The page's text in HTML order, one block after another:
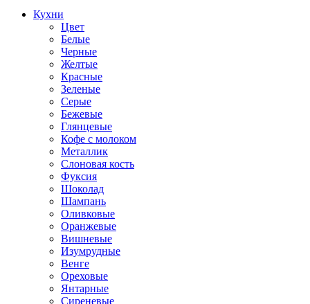
Кухни
Цвет
Белые
Черные
Желтые
Красные
Зеленые
Серые
Бежевые
Глянцевые
Кофе с молоком
Металлик
Слоновая кость
Фуксия
Шоколад
Шампань
Оливковые
Оранжевые
Вишневые
Изумрудные
Венге
Ореховые
Янтарные
Сиреневые